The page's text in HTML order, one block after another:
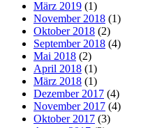
März 2019 (1)
November 2018 (1)
Oktober 2018 (2)
September 2018 (4)
Mai 2018 (2)
April 2018 (1)
März 2018 (1)
Dezember 2017 (4)
November 2017 (4)
Oktober 2017 (3)